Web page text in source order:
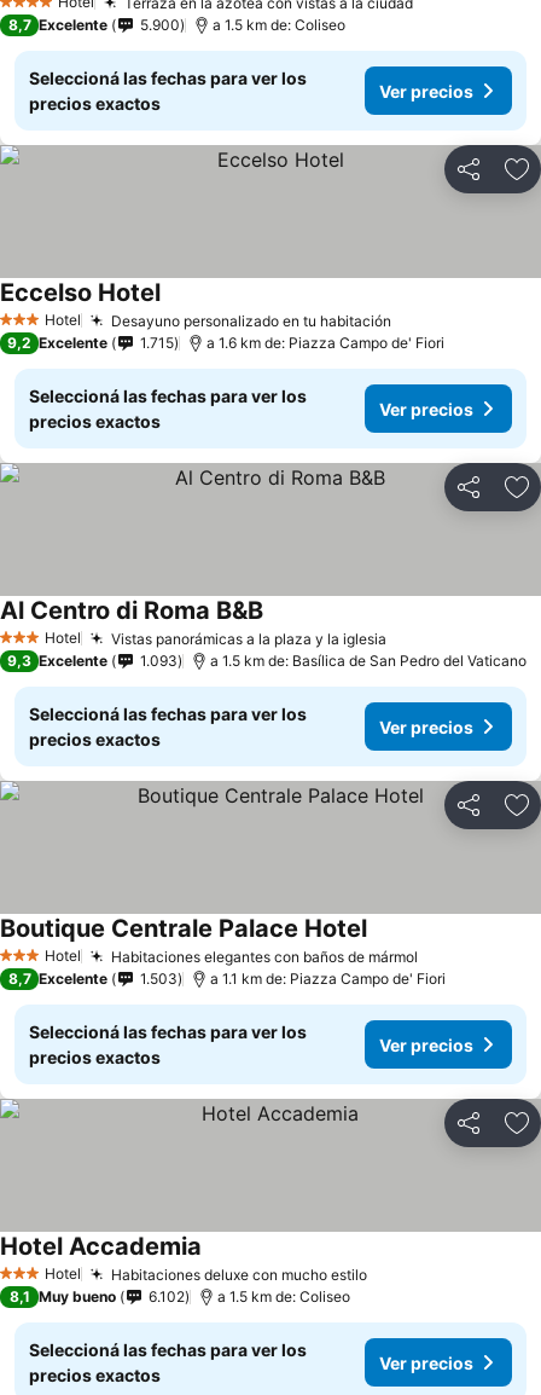
4 Estrellas
8,7 Excelente 5.900 a 1.5 km de: Coliseo
Seleccioná las fechas para ver los
precios exactos
Ver precios
Compartir
3 Estrellas
Hotel Desayuno personalizado en tu habitación
Eccelso Hotel
9,2 Excelente 1.715 a 1.6 km de: Piazza Campo de' Fiori
Seleccioná las fechas para ver los
precios exactos
Ver precios
Compartir
3 Estrellas
Hotel Vistas panorámicas a la plaza y la iglesia
Al Centro di Roma B&B
9,3 Excelente 1.093 a 1.5 km de: Basílica de San Pedro del Vaticano
Seleccioná las fechas para ver los
precios exactos
Ver precios
Compartir
3 Estrellas
Hotel Habitaciones elegantes con baños de mármol
Boutique Centrale Palace Hotel
8,7 Excelente 1.503 a 1.1 km de: Piazza Campo de' Fiori
Seleccioná las fechas para ver los
precios exactos
Ver precios
Compartir
3 Estrellas
Hotel Habitaciones deluxe con mucho estilo
Hotel Accademia
8,1 Muy bueno 6.102 a 1.5 km de: Coliseo
Seleccioná las fechas para ver los
precios exactos
Ver precios